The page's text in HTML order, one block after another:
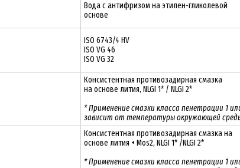
Вода с антифризом на этилен-гликолевой
основе
ISO 6743/4 HV
ISO VG 46
ISO VG 32
Консистентная противозадирная смазка
на основе лития, NLGI 1* / NLGI 2*
* Применение смазки класса пенетрации 1
зависит от температуры окружающей
Консистентная противозадирная смазка на
основе лития + Mos2, NLGI 1* /NLGI 2*
* Применение смазки класса пенетрации 1